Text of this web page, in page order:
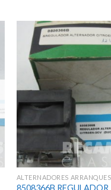
ALTERNADORES
8508366B REGULADOR